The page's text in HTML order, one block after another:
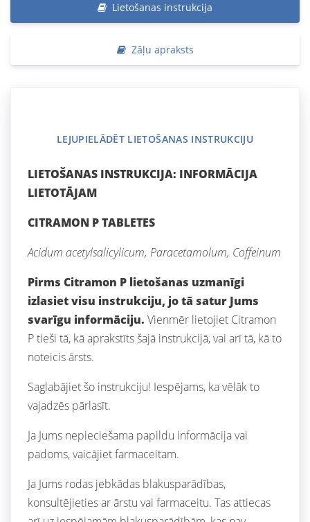
Lietošanas instrukcija
Zāļu apraksts
LEJUPIELĀDĒT LIETOŠANAS INSTRUKCIJU
LIETOŠANAS INSTRUKCIJA: INFORMĀCIJA
LIETOTĀJAM
CITRAMON P TABLETES
Acidum acetylsalicylicum, Paracetamolum, Coffeinum
Pirms Citramon P lietošanas uzmanīgi
izlasiet visu instrukciju, jo tā satur Jums
svarīgu informāciju. Vienmēr lietojiet Citramon
P tieši tā, kā aprakstīts šajā instrukcijā, vai arī tā, kā to
noteicis ārsts.
Saglabājiet šo instrukciju! Iespējams, ka vēlāk to
vajadzēs pārlasīt.
Ja Jums nepieciešama papildu informācija vai
padoms, vaicājiet farmaceitam.
Ja Jums rodas jebkādas blakusparādības,
konsultējieties ar ārstu vai farmaceitu. Tas attiecas